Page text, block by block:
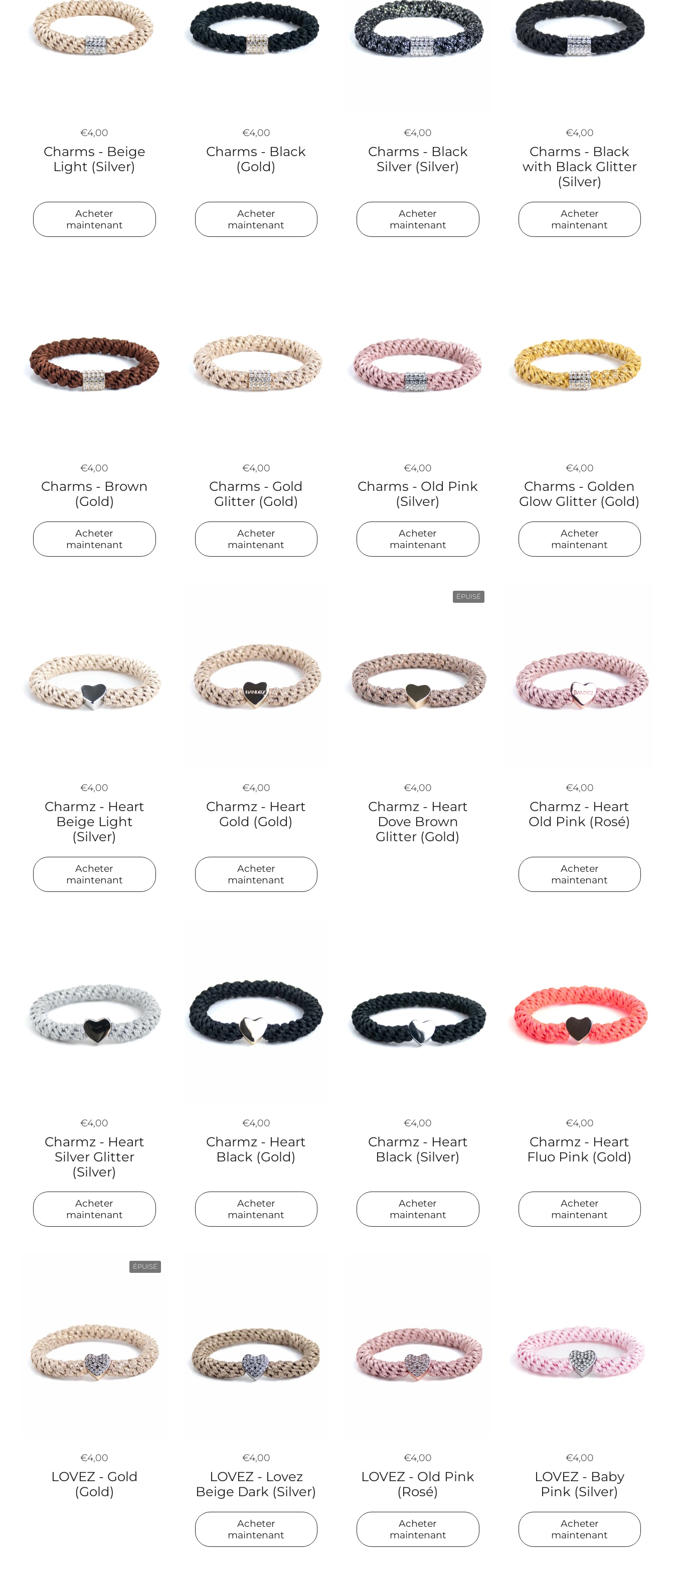
€4,00
Charms - Beige
Light (Silver)
Acheter
maintenant
€4,00
Charms - Black
(Gold)
Acheter
maintenant
€4,00
Charms - Black
Silver (Silver)
Acheter
maintenant
€4,00
Charms - Black
with Black Glitter
(Silver)
Acheter
maintenant
€4,00
Charms - Brown
(Gold)
Acheter
maintenant
€4,00
Charms - Gold
Glitter (Gold)
Acheter
maintenant
€4,00
Charms - Old Pink
(Silver)
Acheter
maintenant
€4,00
Charms - Golden
Glow Glitter (Gold)
Acheter
maintenant
€4,00
Charmz - Heart
Beige Light
(Silver)
Acheter
maintenant
€4,00
Charmz - Heart
Gold (Gold)
Acheter
maintenant
€4,00
Charmz - Heart
Dove Brown
Glitter (Gold)
ÉPUISÉ
€4,00
Charmz - Heart
Old Pink (Rosé)
Acheter
maintenant
€4,00
Charmz - Heart
Silver Glitter
(Silver)
Acheter
maintenant
€4,00
Charmz - Heart
Black (Gold)
Acheter
maintenant
€4,00
Charmz - Heart
Black (Silver)
Acheter
maintenant
€4,00
Charmz - Heart
Fluo Pink (Gold)
Acheter
maintenant
€4,00
LOVEZ - Gold
(Gold)
ÉPUISÉ
€4,00
LOVEZ - Lovez
Beige Dark (Silver)
Acheter
maintenant
€4,00
LOVEZ - Old Pink
(Rosé)
Acheter
maintenant
€4,00
LOVEZ - Baby
Pink (Silver)
Acheter
maintenant